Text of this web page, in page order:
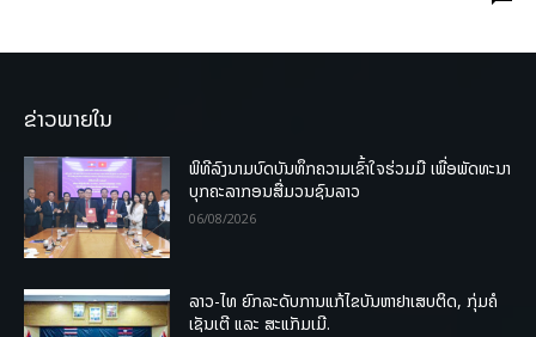
ຂ່າວພາຍໃນ
ພິທີລົງນາມບົດບັນທຶກຄວາມເຂົ້າໃຈຮ່ວມມື ເພື່ອພັດທະນາ
ບຸກຄະລາກອນສື່ມວນຊົນລາວ
06/08/2026
ລາວ-ໄທ ຍົກລະດັບການແກ້ໄຂບັນຫາຢາເສບຕິດ, ກຸ່ມຄໍ
ເຊັນເຕີ ແລະ ສະແກັມເມີ.